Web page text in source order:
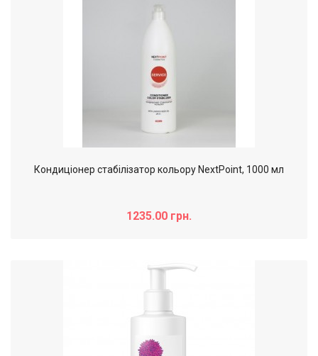
Кондиціонер стабілізатор кольору NextPoint, 1000 мл
1235.00 грн.